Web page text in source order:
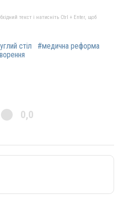
текст і натисніть Ctrl + Enter, щоб
стіл
#медична реформа
0,0